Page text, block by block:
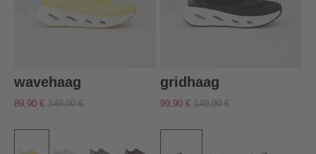
wavehaag
89,90 € 149,90 €
gridhaag
99,90 € 149,90 €